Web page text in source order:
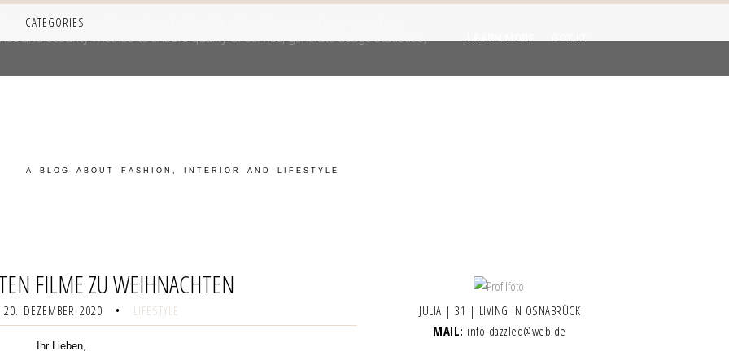
CATEGORIES
A BLOG ABOUT FASHION, INTERIOR AND LIFESTYLE
FILME ZU WEIHNACHTEN
20. DEZEMBER 2020 • LIFESTYLE
Ihr Lieben,
JULIA | 31 | LIVING IN OSNABRÜCK
MAIL: info-dazzled@web.de
its services and to analyze traffic. Your IP address and user-agent are
and security metrics to ensure quality of service, generate usage statistics,
LEARN MORE GOT IT